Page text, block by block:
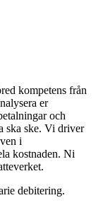
kompetens från
er
och
ska ske. Vi driver
i
kostnaden. Ni
debitering.